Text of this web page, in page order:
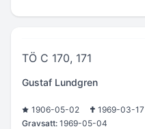
TÖ C 170, 171
Gustaf Lundgren
1906-05-02
1969-03-17
Gravsatt: 1969-05-04